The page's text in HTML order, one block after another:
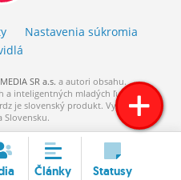
Nastavenia súkromia
SR a.s. a autori obsahu.
a inteligentných mladých ľudí.
je slovenský produkt. Vytvorené s
Slovensku.
Články Statusy